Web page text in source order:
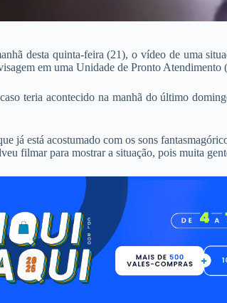
desta quinta-feira (21), o vídeo de uma
em uma Unidade de Pronto
teria acontecido na manhã do último
já está acostumado com os sons
filmar para mostrar a situação, pois muita